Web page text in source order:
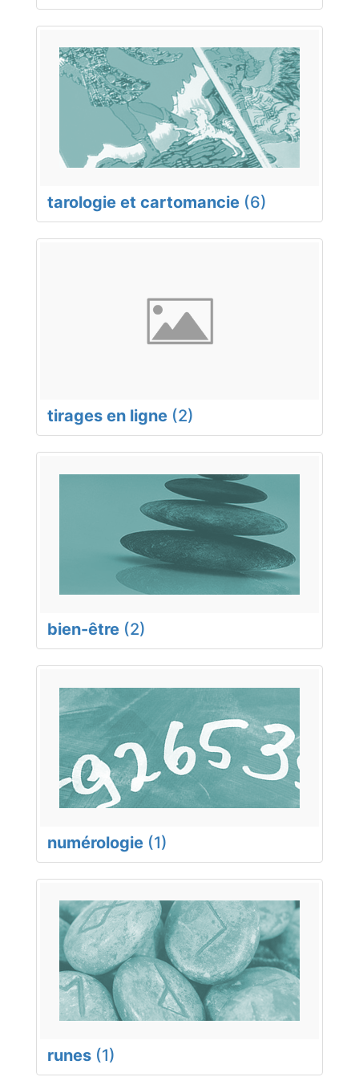
tarologie et cartomancie (6)
tirages en ligne (2)
bien-être (2)
numérologie (1)
runes (1)